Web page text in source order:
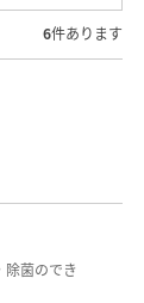
6件あります
除菌のでき